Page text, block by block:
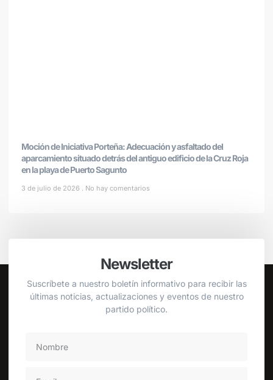
Moción de Iniciativa Porteña: Adecuación y asfaltado del
aparcamiento situado detrás del antiguo edificio de la Cruz Roja
en la playa de Puerto Sagunto
3 de julio de 2026 No hay comentarios
Newsletter
Suscríbete a nuestro boletín informativo para recibir las
últimas noticias, actualizaciones y eventos de nuestro
partido político.